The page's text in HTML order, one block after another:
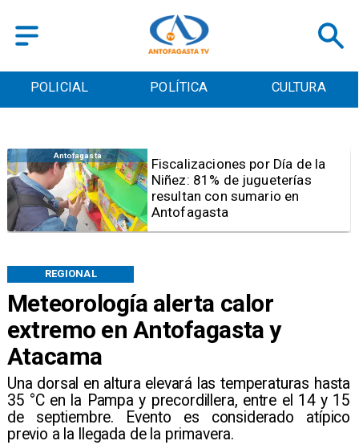
POLICIAL POLÍTICA CULTURA
Meteorología alerta calor
extremo en Antofagasta y
Atacama
​Una dorsal en altura elevará las temperaturas hasta
35 °C en la Pampa y precordillera, entre el 14 y 15
de septiembre. Evento es considerado atípico
previo a la llegada de la primavera.
REGIONAL
Antofagasta
Tribunal frena opción de pena
mixta para Karen Rojo por ahora